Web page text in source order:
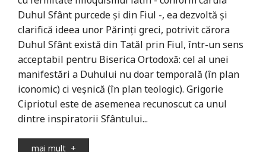
Duhul Sfânt purcede și din Fiul -, ea dezvoltă și
clarifică ideea unor Părinți greci, potrivit cărora
Duhul Sfânt există din Tatăl prin Fiul, într-un sens
acceptabil pentru Biserica Ortodoxă: cel al unei
manifestări a Duhului nu doar temporală (în plan
iconomic) ci veșnică (în plan teologic). Grigorie
Cipriotul este de asemenea recunoscut ca unul
dintre inspiratorii Sfântului...
mai mult +